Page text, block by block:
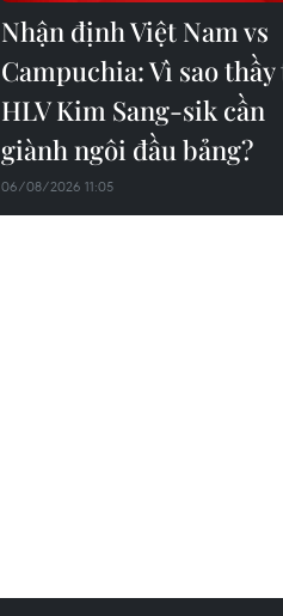
Nhận định Việt Nam vs
Campuchia: Vì sao
HLV Kim Sang-sik cần
giành ngôi đầu bảng?
06/08/2026 11:05